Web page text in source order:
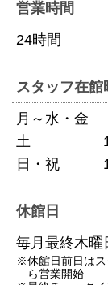
営業時間
24時間
スタッフ在館
月～水・金
土
日・祝
休館日
毎月最終木曜
※休館日前日はス
ら営業開始